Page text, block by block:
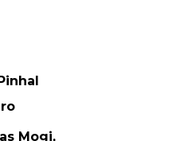
Mogi,